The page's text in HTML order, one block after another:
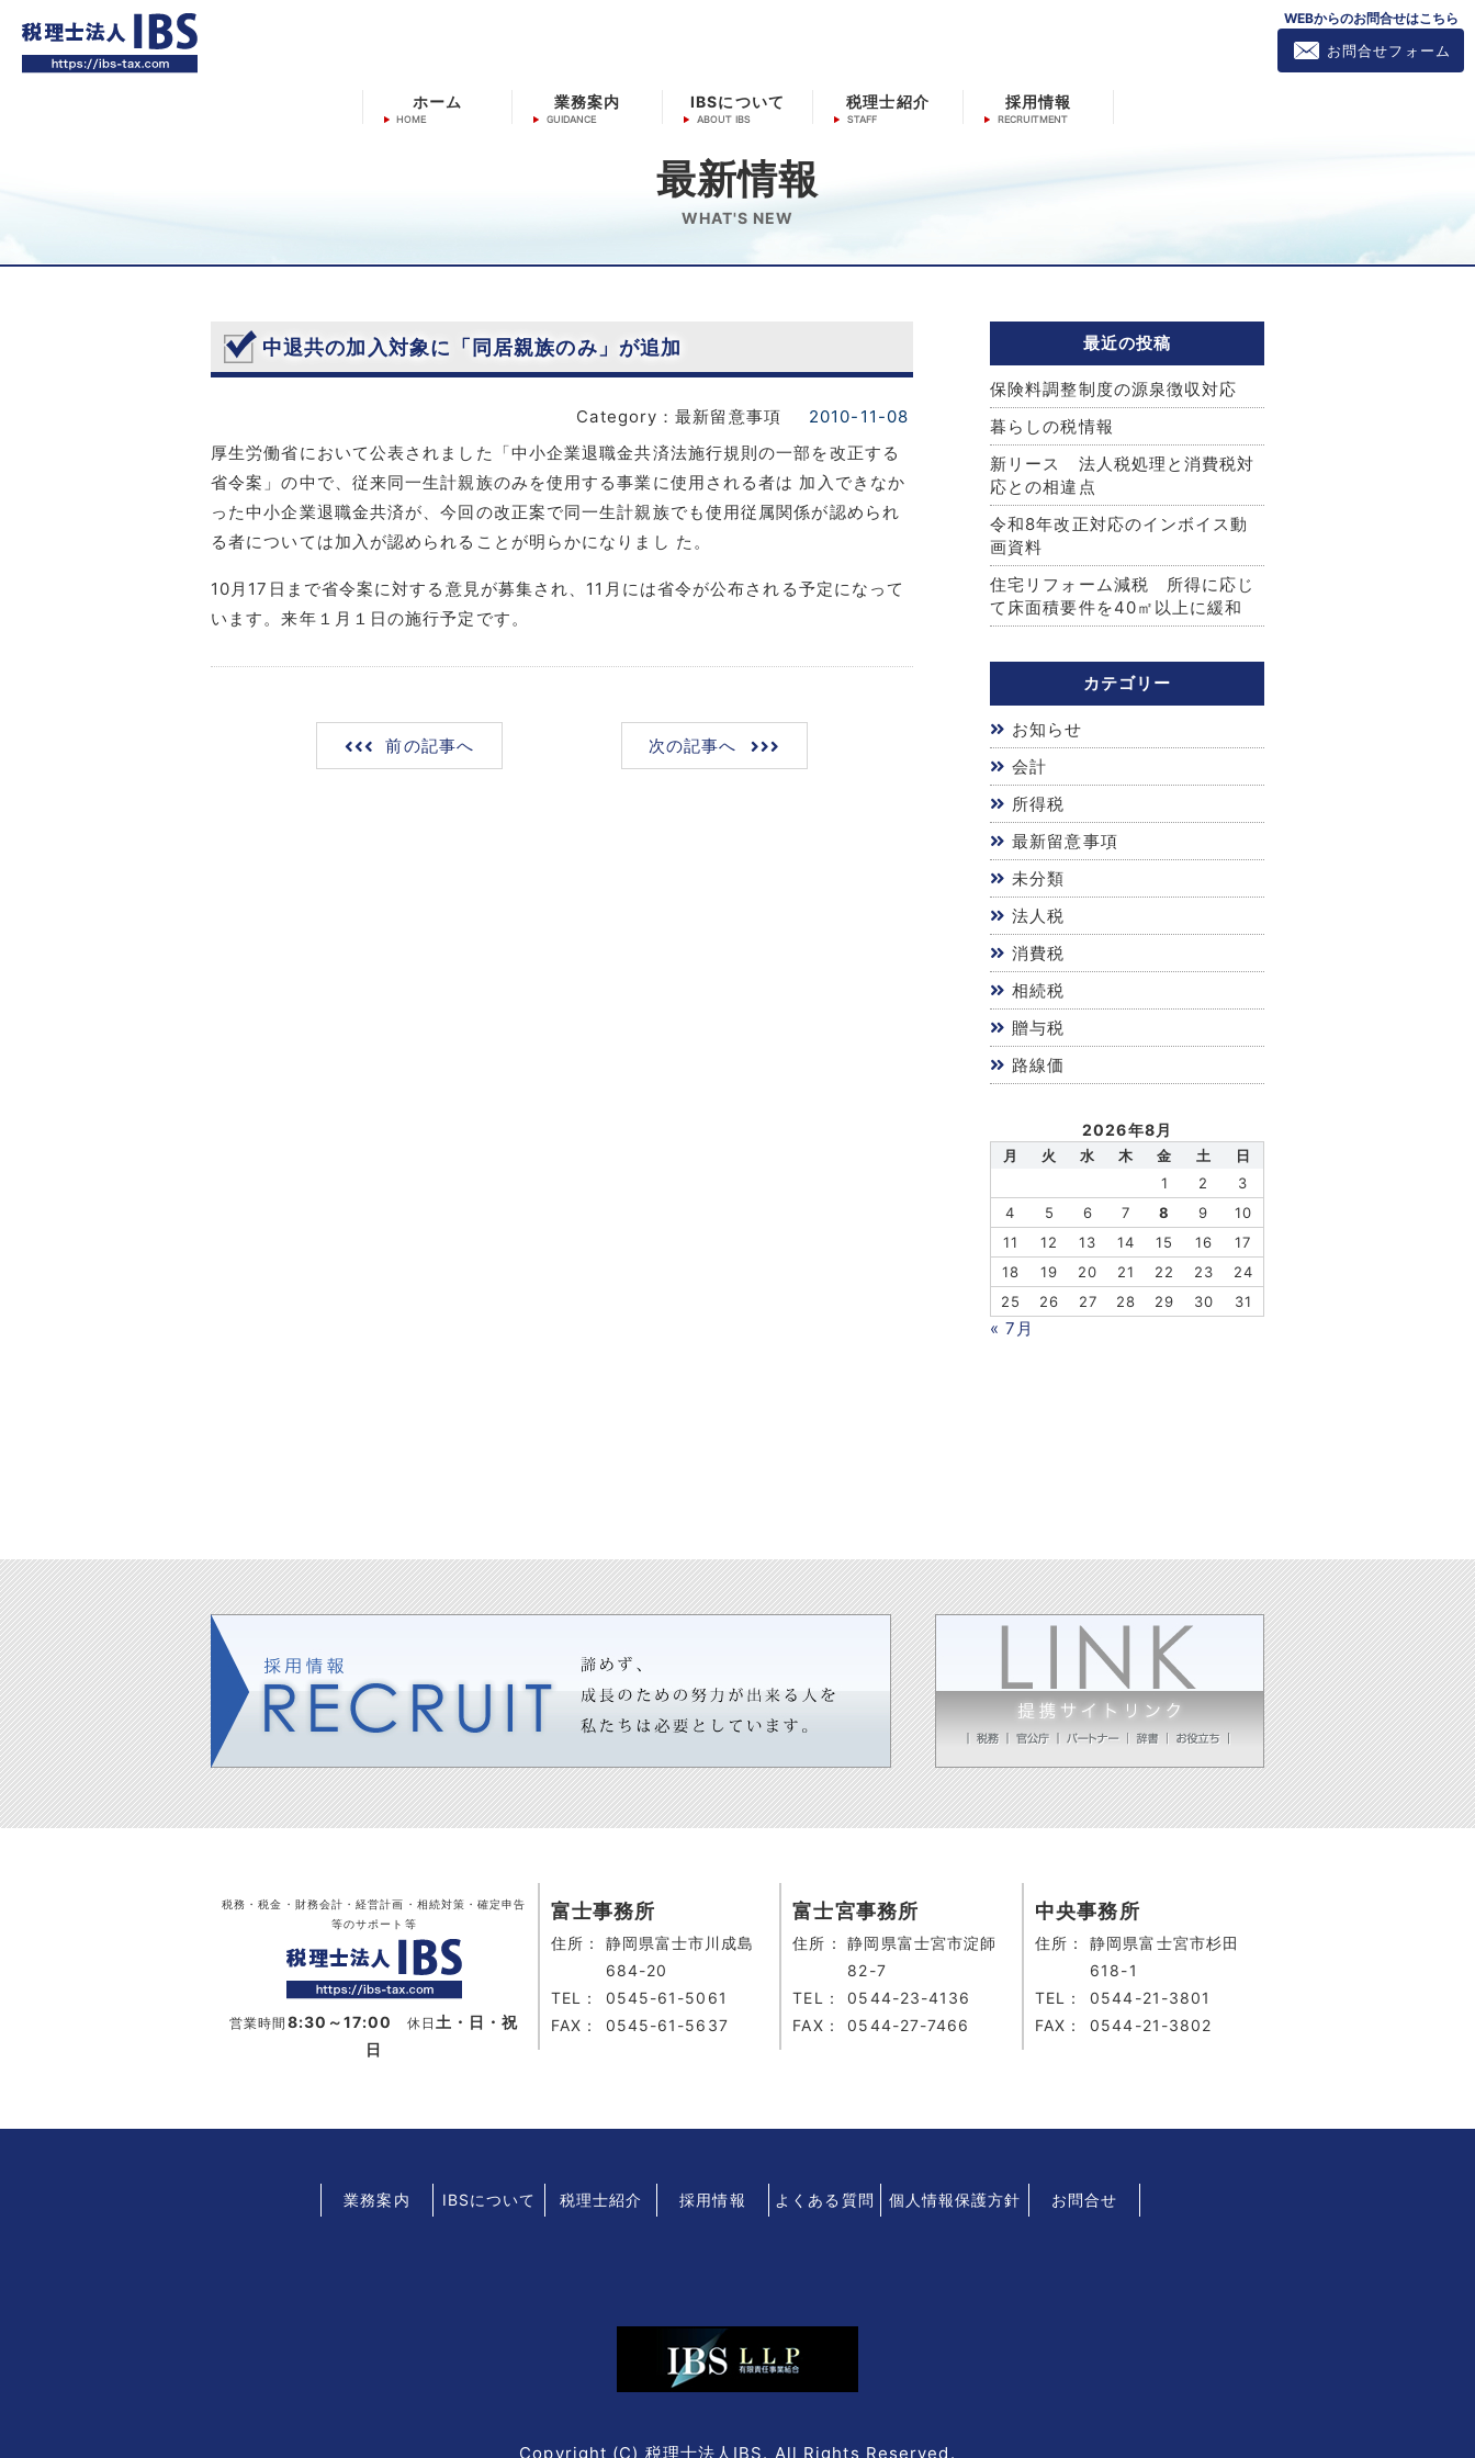
WEBからのお問合せはこちら
お問合せフォーム
ホーム 業務案内 IBSについて 税理士紹介 採用情報
最新情報
WHAT'S NEW
中退共の加入対象に「同居親族のみ」が追加
Category：最新留意事項
2010-11-08
厚生労働省において公表されました「中小企業退職金共済法施行規則の一部を改正する
省令案」の中で、従来同一生計親族のみを使用する事業に使用される者は 加入できなか
った中小企業退職金共済が、今回の改正案で同一生計親族でも使用従属関係が認められ
る者については加入が認められることが明らかになりまし た。
10月17日まで省令案に対する意見が募集され、11月には省令が公布される予定になって
います。来年１月１日の施行予定です。
前の記事へ 次の記事へ
最近の投稿
保険料調整制度の源泉徴収対応
暮らしの税情報
新リース 法人税処理と消費税対
応との相違点
令和8年改正対応のインボイス動
画資料
住宅リフォーム減税 所得に応じ
て床面積要件を40㎡以上に緩和
カテゴリー
お知らせ
会計
所得税
最新留意事項
未分類
法人税
消費税
相続税
贈与税
路線価
2026年8月
月 火 水 木 金 土
日
1
2
3
4
5 6 7 8 9
10
11
12 13 14 15 16
17
18
19 20 21 22 23
24
25
26 27 28 29 30 31
« 7月
税務・税金・財務会計・経営計画・相続対策・確定申告
等のサポート等
営業時間 8:30～17:00 休日 土・日・祝
日
富士事務所
住所：
静岡県富士市川成島
684-20
TEL：
0545-61-5061
FAX：
0545-61-5637
富士宮事務所
住所：
静岡県富士宮市淀師
82-7
TEL：
0544-23-4136
FAX：
0544-27-7466
中央事務所
住所：
静岡県富士宮市杉田
618-1
TEL：
0544-21-3801
FAX：
0544-21-3802
業務案内 IBSについて 税理士紹介 採用情報 よくある質問 個人情報保護方針 お問合せ
Copyright (C) 税理士法人IBS. All Rights Reserved.